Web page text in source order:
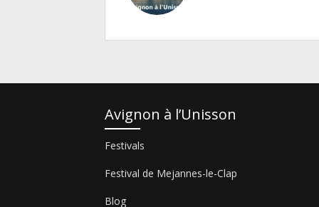
Avignon à l’Unisson
Festivals
Festival de Mejannes-le-Clap
Blog